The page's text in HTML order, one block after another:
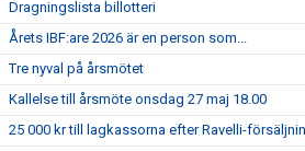
Dragningslista billotteri
Årets IBF:are 2026 är en person som...
Tre nyval på årsmötet
Kallelse till årsmöte onsdag 27 maj 18.00
25 000 kr till lagkassorna efter Ravelli-